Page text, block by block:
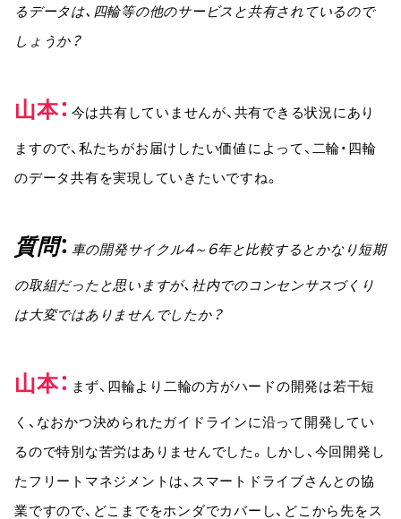
るデータは、四輪等の他のサービスと共有されているので
しょうか？
山本 今は共有していませんが、共有できる状況にあり
ますので、私たちがお届けしたい価値によって、二輪・四輪
のデータ共有を実現していきたいですね。
質問 車の開発サイクル4～6年と比較するとかなり短期
の取組だったと思いますが、社内でのコンセンサスづくり
は大変ではありませんでしたか？
山本 まず、四輪より二輪の方がハードの開発は若干短
く、なおかつ決められたガイドラインに沿って開発してい
るので特別な苦労はありませんでした。しかし、今回開発し
たフリートマネジメントは、スマートドライブさんとの協
業ですので、どこまでをホンダでカバーし、どこから先をス